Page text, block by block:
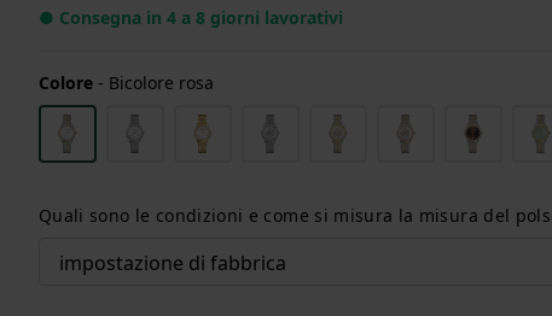
● Consegna in 4 a 8 giorni lavorativi
Colore - Bicolore rosa
Quali sono le condizioni e come si misura la misura del